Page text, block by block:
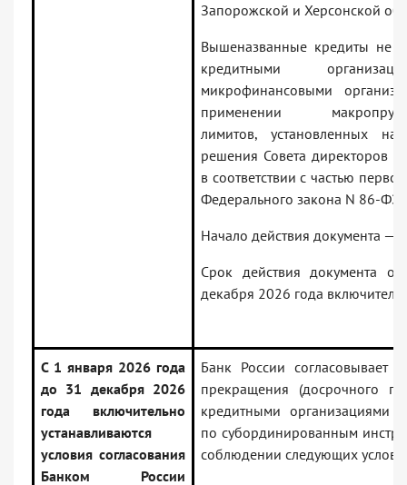
Запорожской и Херсонской
Вышеназванные кредиты не
кредитными
микрофинансовыми
применении
лимитов, установленных на
решения Совета директоров
в соответствии с частью
Федерального закона N 86-ФЗ.
Начало действия документа —
Срок действия документа
декабря 2026 года
С 1 января 2026 года
до 31 декабря 2026
года включительно
устанавливаются
условия согласования
Банком России
Банк России согласовывает
прекращения (досрочного
кредитными организациями
по субординированным
соблюдении следующих